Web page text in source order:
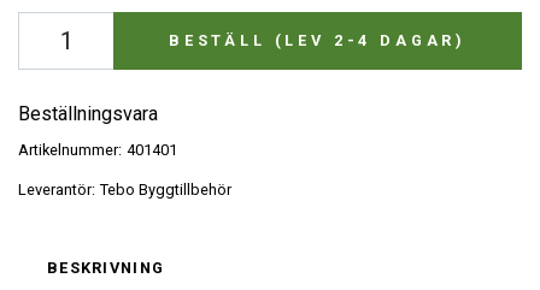
BESTÄLL (LEV 2-4 DAGAR)
Beställningsvara
Artikelnummer: 401401
Leverantör: Tebo Byggtillbehör
BESKRIVNING